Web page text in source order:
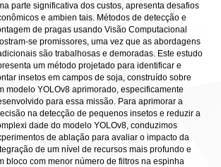
parte significativa dos custos, apresenta desafios
e ambien tais. Métodos de detecção e
de pragas usando Visão Computacional
se promissores, uma vez que as abordagens
são trabalhosas e demoradas. Este estudo
um método projetado para identificar e
insetos em campos de soja, construído sobre
modelo YOLOv8 aprimorado, especificamente
para essa missão. Para aprimorar a
na detecção de pequenos insetos e reduzir a
dade do modelo YOLOv8, conduzimos
de ablação para avaliar o impacto da
de um nível de recursos mais profundo e
bloco com menor número de filtros na espinha